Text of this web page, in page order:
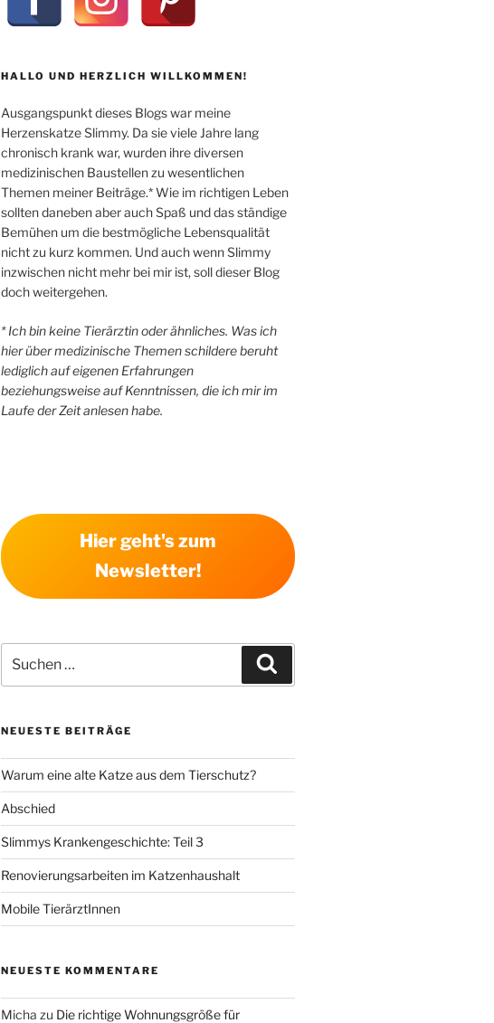
HALLO UND HERZLICH WILLKOMMEN!
Ausgangspunkt dieses Blogs war meine
Herzenskatze Slimmy. Da sie viele Jahre lang
chronisch krank war, wurden ihre diversen
medizinischen Baustellen zu wesentlichen
Themen meiner Beiträge.* Wie im richtigen Leben
sollten daneben aber auch Spaß und das ständige
Bemühen um die bestmögliche Lebensqualität
nicht zu kurz kommen. Und auch wenn Slimmy
inzwischen nicht mehr bei mir ist, soll dieser Blog
doch weitergehen.
* Ich bin keine Tierärztin oder ähnliches. Was ich
hier über medizinische Themen schildere beruht
lediglich auf eigenen Erfahrungen
beziehungsweise auf Kenntnissen, die ich mir im
Laufe der Zeit anlesen habe.
Hier geht's zum
Newsletter!
nach:
NEUESTE BEITRÄGE
Warum eine alte Katze aus dem Tierschutz?
Abschied
Slimmys Krankengeschichte: Teil 3
Renovierungsarbeiten im Katzenhaushalt
Mobile TierärztInnen
NEUESTE KOMMENTARE
Micha zu Die richtige Wohnungsgröße für